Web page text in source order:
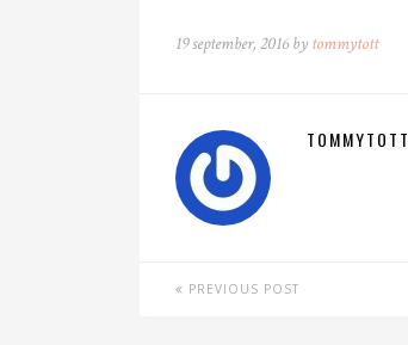
19 september, 2016 by tommytott
TOMMYTOTT
PREVIOUS POST